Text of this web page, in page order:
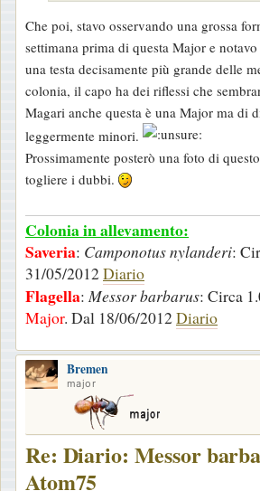
i
o
Che poi, stavo osservando una grossa
settimana prima di questa Major e
una testa decisamente più grande delle
colonia, il capo ha dei riflessi che
Magari anche questa è una Major ma di
leggermente minori.
Prossimamente posterò una foto di
togliere i dubbi.
Colonia in allevamento:
Saveria: Camponotus nylanderi:
31/05/2012Diario
Flagella: Messor barbarus: Circa
Major. Dal 18/06/2012Diario
Bremen
major
Re: Diario: Messor
Atom75